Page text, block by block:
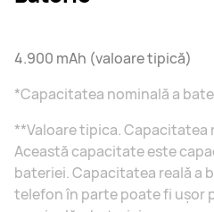
4.900 mAh (valoare tipică)
*Capacitatea nominală a
**Valoare tipica. Capacitatea
Această capacitate este
bateriei. Capacitatea reală a
telefon în parte poate fi ușor